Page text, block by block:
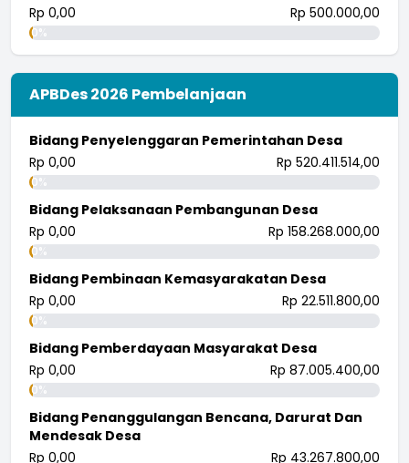
Rp 0,00
Rp 500.000,00
0%
APBDes 2026 Pembelanjaan
Bidang Penyelenggaran Pemerintahan Desa
Rp 0,00
Rp 520.411.514,00
0%
Bidang Pelaksanaan Pembangunan Desa
Rp 0,00
Rp 158.268.000,00
0%
Bidang Pembinaan Kemasyarakatan Desa
Rp 0,00
Rp 22.511.800,00
0%
Bidang Pemberdayaan Masyarakat Desa
Rp 0,00
Rp 87.005.400,00
0%
Bidang Penanggulangan Bencana, Darurat Dan
Mendesak Desa
Rp 0,00
Rp 43.267.800,00